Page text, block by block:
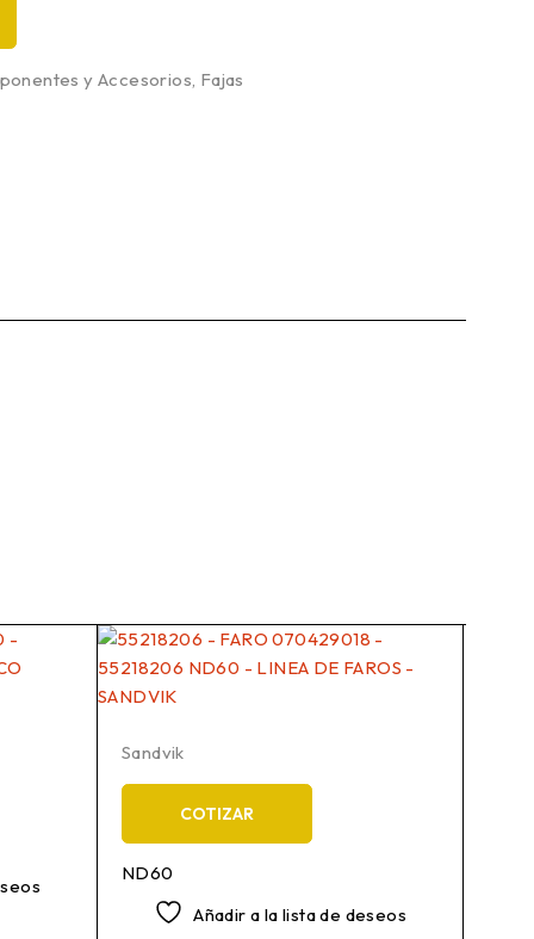
y Accesorios, Fajas
Sandvik
COTIZAR
ND60
Añadir a la lista de deseos